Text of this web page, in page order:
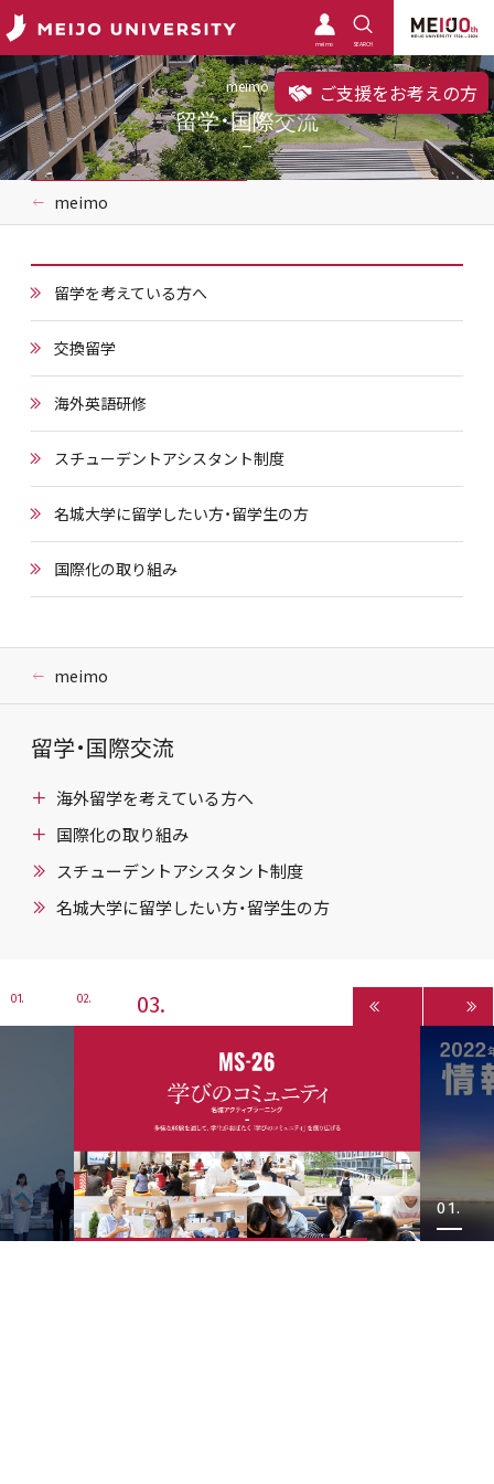
meimo SEARCH
ご支援をお考えの方
meimo
留学・国際交流
meimo
留学を考えている方へ
交換留学
海外英語研修
スチューデントアシスタント制度
名城大学に留学したい方・留学生の方
国際化の取り組み
meimo
留学・国際交流
海外留学を考えている方へ
国際化の取り組み
スチューデントアシスタント制度
名城大学に留学したい方・留学生の方
1 2 3